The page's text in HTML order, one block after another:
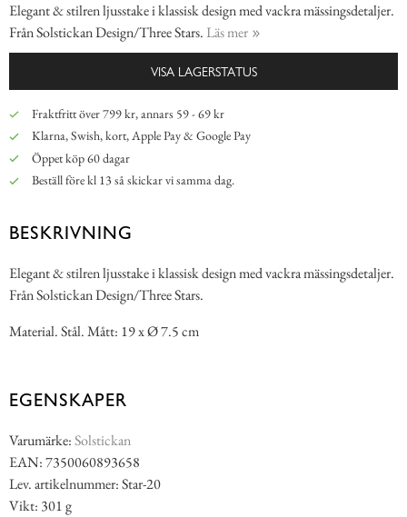
Elegant & stilren ljusstake i klassisk design med vackra mässingsdetaljer.
Från Solstickan Design/Three Stars. Läs mer
VISA LAGERSTATUS
Fraktfritt över 799 kr, annars 59 - 69 kr
Klarna, Swish, kort, Apple Pay & Google Pay
Öppet köp 60 dagar
Beställ före kl 13 så skickar vi samma dag.
BESKRIVNING
Elegant & stilren ljusstake i klassisk design med vackra mässingsdetaljer.
Från Solstickan Design/Three Stars.
Material. Stål. Mått: 19 x Ø 7.5 cm
EGENSKAPER
Varumärke:Solstickan
EAN: 7350060893658
Lev. artikelnummer: Star-20
Vikt: 301 g